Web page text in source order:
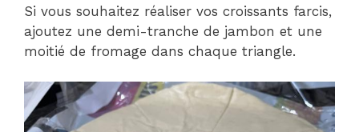
Si vous souhaitez réaliser vos croissants farcis,
ajoutez une demi-tranche de jambon et une
moitié de fromage dans chaque triangle.